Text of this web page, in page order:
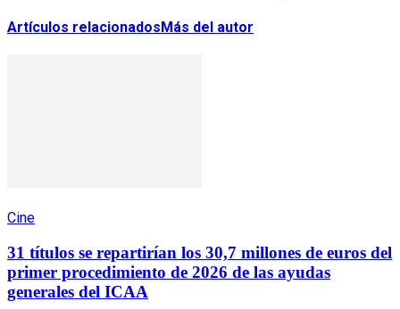
Artículos relacionadosMás del autor
Cine
31 títulos se repartirían los 30,7 millones de euros del
primer procedimiento de 2026 de las ayudas
generales del ICAA